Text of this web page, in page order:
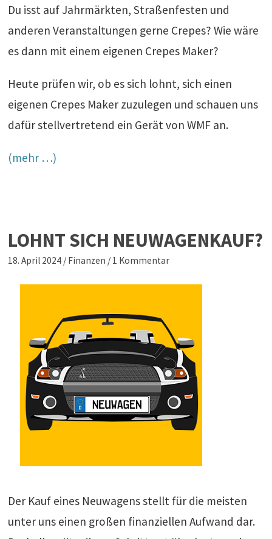
Du isst auf Jahrmärkten, Straßenfesten und
anderen Veranstaltungen gerne Crepes? Wie wäre
es dann mit einem eigenen Crepes Maker?
Heute prüfen wir, ob es sich lohnt, sich einen
eigenen Crepes Maker zuzulegen und schauen uns
dafür stellvertretend ein Gerät von WMF an.
(mehr …)
LOHNT SICH NEUWAGENKAUF?
18. April 2024 / Finanzen / 1 Kommentar
Der Kauf eines Neuwagens stellt für die meisten
unter uns einen großen finanziellen Aufwand dar.